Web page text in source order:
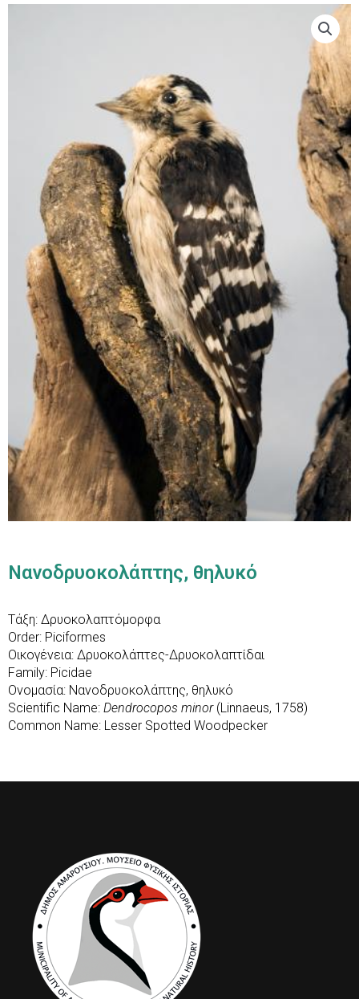
Νανοδρυοκολάπτης, θηλυκό
Τάξη: Δρυοκολαπτόμορφα
Order: Piciformes
Οικογένεια: Δρυοκολάπτες-Δρυοκολαπτίδαι
Family: Picidae
Ονομασία: Νανοδρυοκολάπτης, θηλυκό
Scientific Name: Dendrocopos minor (Linnaeus, 1758)
Common Name: Lesser Spotted Woodpecker